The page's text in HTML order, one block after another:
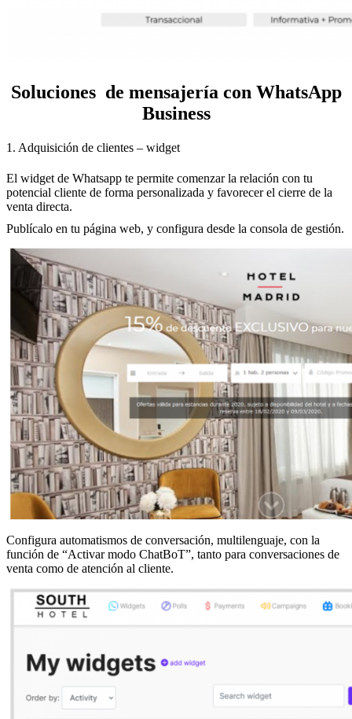
Soluciones de mensajería con WhatsApp
Business
1. Adquisición de clientes – widget
El widget de Whatsapp te permite comenzar la relación con tu
potencial cliente de forma personalizada y favorecer el cierre de la
venta directa.
Publícalo en tu página web, y configura desde la consola de gestión.
Configura automatismos de conversación, multilenguaje, con la
función de “Activar modo ChatBoT”, tanto para conversaciones de
venta como de atención al cliente.